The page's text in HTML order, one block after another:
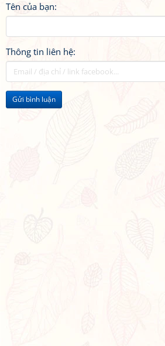
Tên của bạn:
Thông tin liên hệ:
Gửi bình luận